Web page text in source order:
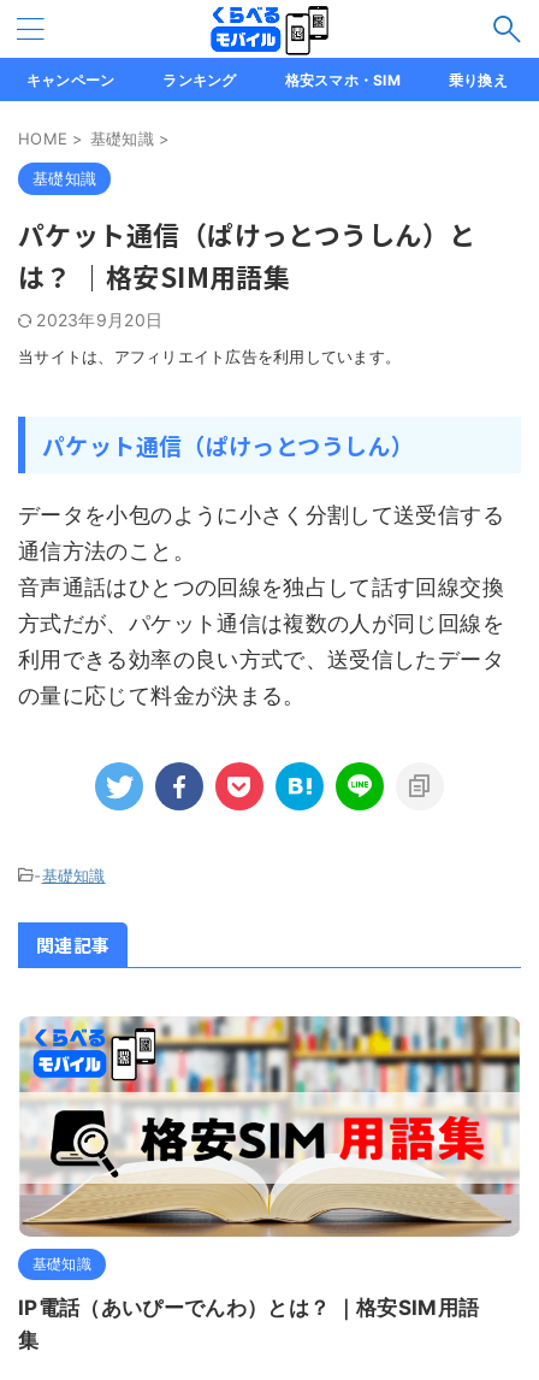
キャンペーン ランキング 格安スマホ・SIM 乗り換え
HOME > 基礎知識 >
基礎知識
パケット通信（ぱけっとつうしん）と
は？ ｜格安SIM用語集
2023年9月20日
当サイトは、アフィリエイト広告を利用しています。
パケット通信（ぱけっとつうしん）
データを小包のように小さく分割して送受信する
通信方法のこと。
音声通話はひとつの回線を独占して話す回線交換
方式だが、パケット通信は複数の人が同じ回線を
利用できる効率の良い方式で、送受信したデータ
の量に応じて料金が決まる。
-基礎知識
関連記事
基礎知識
IP電話（あいぴーでんわ）とは？ ｜格安SIM用語
集